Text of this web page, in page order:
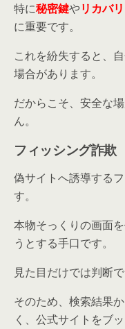
特に秘密鍵やリカバ
に重要です。
これを紛失すると、
場合があります。
だからこそ、安全な
ん。
フィッシング詐欺
偽サイトへ誘導する
す。
本物そっくりの画面
うとする手口です。
見た目だけでは判断
そのため、検索結果
く、公式サイトをブ